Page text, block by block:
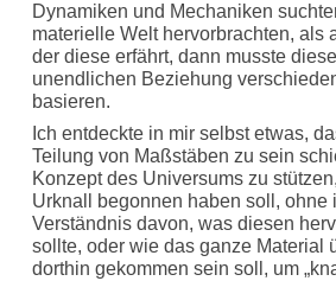
Dynamiken und Mechaniken
materielle Welt hervorbrachten, als
der diese erfährt, dann musste
unendlichen Beziehung
basieren.
Ich entdeckte in mir selbst etwas,
Teilung von Maßstäben zu sein
Konzept des Universums zu
Urknall begonnen haben soll, ohne
Verständnis davon, was diesen
sollte, oder wie das ganze Material
dorthin gekommen sein soll, um